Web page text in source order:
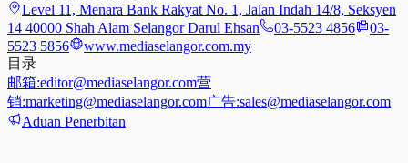
Level 11, Menara Bank Rakyat No. 1, Jalan Indah 14/8, Seksyen
14 40000 Shah Alam Selangor Darul Ehsan
03-5523 4856
03-
5523 5856
www.mediaselangor.com.my
目录
邮箱:editor@mediaselangor.com营
销:marketing@mediaselangor.com广告:sales@mediaselangor.com
Aduan Penerbitan